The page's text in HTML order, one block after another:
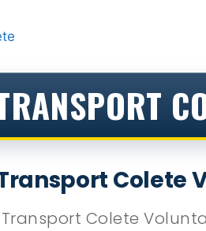
Colete